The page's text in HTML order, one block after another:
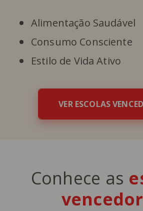
Alimentação Saudável
Consumo Consciente
Estilo de Vida Ativo
VER ESCOLAS
Conhece as